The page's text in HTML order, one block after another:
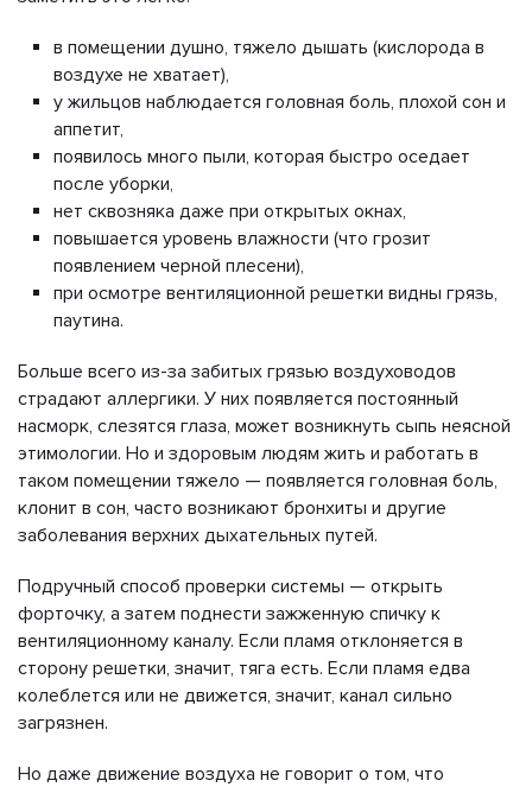
в помещении душно, тяжело дышать (кислорода в
воздухе не хватает),
у жильцов наблюдается головная боль, плохой сон и
аппетит,
появилось много пыли, которая быстро оседает
после уборки,
нет сквозняка даже при открытых окнах,
повышается уровень влажности (что грозит
появлением черной плесени),
при осмотре вентиляционной решетки видны грязь,
паутина.
Больше всего из-за забитых грязью воздуховодов
страдают аллергики. У них появляется постоянный
насморк, слезятся глаза, может возникнуть сыпь неясной
этимологии. Но и здоровым людям жить и работать в
таком помещении тяжело — появляется головная боль,
клонит в сон, часто возникают бронхиты и другие
заболевания верхних дыхательных путей.
Подручный способ проверки системы — открыть
форточку, а затем поднести зажженную спичку к
вентиляционному каналу. Если пламя отклоняется в
сторону решетки, значит, тяга есть. Если пламя едва
колеблется или не движется, значит, канал сильно
загрязнен.
Но даже движение воздуха не говорит о том, что